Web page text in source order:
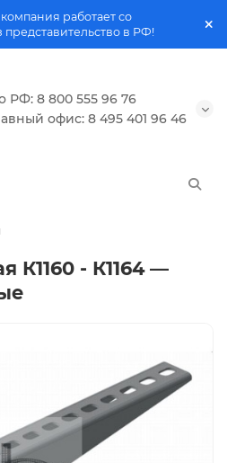
работает со
в РФ!
РФ: 8 800 555 96 76
офис: 8 495 401 96 46
К1160 - К1164 —